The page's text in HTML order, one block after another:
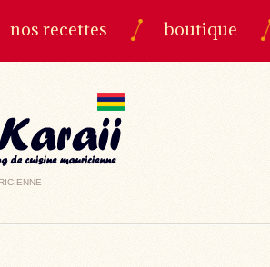
nos recettes boutique